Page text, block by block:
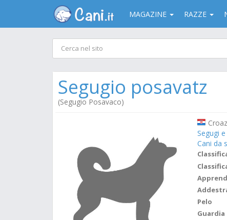
MAGAZINE RAZZE
Segugio posavatz
(Segugio Posavaco)
Segugi
Cani da
Pelo
Guardia